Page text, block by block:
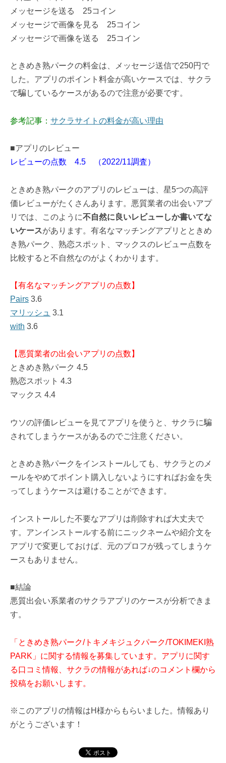
メッセージを送る 25コイン
メッセージで画像を見る 25コイン
メッセージで画像を送る 25コイン
ときめき熟パークの料金は、メッセージ送信で250円で
した。アプリのポイント料金が高いケースでは、サクラ
で騙しているケースがあるので注意が必要です。
参考記事： サクラサイトの料金が高い理由
■アプリのレビュー
レビューの点数 4.5 （2022/11調査）
ときめき熟パークのアプリのレビューは、星5つの高評
価レビューがたくさんあります。悪質業者の出会いアプ
リでは、このように不自然に良いレビューしか書いてな
いケースがあります。有名なマッチングアプリとときめ
き熟パーク、熟恋スポット、マックスのレビュー点数を
比較すると不自然なのがよくわかります。
【有名なマッチングアプリの点数】
Pairs 3.6
マリッシュ 3.1
with 3.6
【悪質業者の出会いアプリの点数】
ときめき熟パーク 4.5
熟恋スポット 4.3
マックス 4.4
ウソの評価レビューを見てアプリを使うと、サクラに騙
されてしまうケースがあるのでご注意ください。
ときめき熟パークをインストールしても、サクラとのメ
ールをやめてポイント購入しないようにすればお金を失
ってしまうケースは避けることができます。
インストールした不要なアプリは削除すれば大丈夫で
す。アンインストールする前にニックネームや紹介文を
アプリで変更しておけば、元のプロフが残ってしまうケ
ースもありません。
■結論
悪質出会い系業者のサクラアプリのケースが分析できま
す。
「ときめき熟パーク/トキメキジュクパーク/TOKIMEKI熟
PARK」に関する情報を募集しています。アプリに関す
る口コミ情報、サクラの情報があれば↓のコメント欄から
投稿をお願いします。
※このアプリの情報はH様からもらいました。情報あり
がとうございます！